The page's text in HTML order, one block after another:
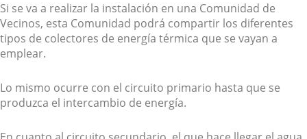
Si se va a realizar la instalación en una Comunidad de
Vecinos, esta Comunidad podrá compartir los diferentes
tipos de colectores de energía térmica que se vayan a
emplear.
Lo mismo ocurre con el circuito primario hasta que se
produzca el intercambio de energía.